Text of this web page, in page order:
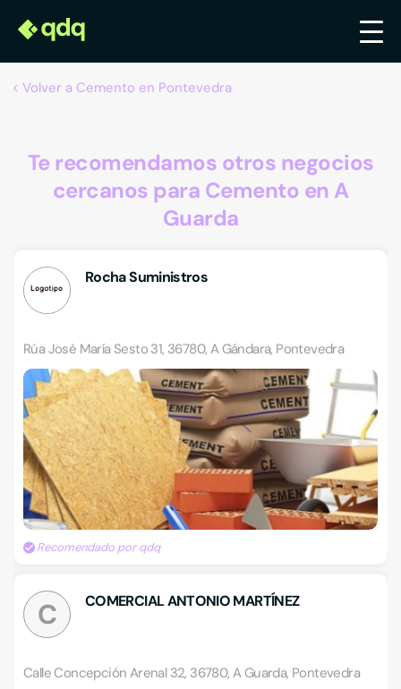
Volver a Cemento en Pontevedra
Te recomendamos otros negocios
cercanos para Cemento en A
Guarda
Rocha Suministros
Rúa José María Sesto 31, 36780, A Gándara, Pontevedra
Recomendado por qdq
C COMERCIAL ANTONIO MARTÍNEZ
Calle Concepción Arenal 32, 36780, A Guarda, Pontevedra